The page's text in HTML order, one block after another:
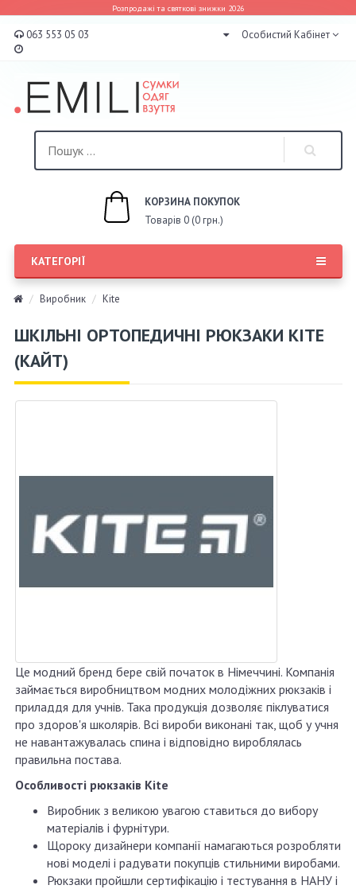
Розпродажі та святкові знижки 2026
063 553 05 03 Особистий Кабінет
КОРЗИНА ПОКУПОК
Товарів 0 (0 грн.)
КАТЕГОРІЇ
Виробник Kite
ШКІЛЬНІ ОРТОПЕДИЧНІ РЮКЗАКИ KITE
(КАЙТ)
Це модний бренд бере свій початок в Німеччині. Компанія
займається виробництвом модних молодіжних рюкзаків і
приладдя для учнів. Така продукція дозволяє піклуватися
про здоров'я школярів. Всі вироби виконані так, щоб у учня
не навантажувалась спина і відповідно вироблялась
правильна постава.
Особливості рюкзаків Kite
Виробник з великою увагою ставиться до вибору
матеріалів і фурнітури.
Щороку дизайнери компанії намагаються розробляти
нові моделі і радувати покупців стильними виробами.
Рюкзаки пройшли сертифікацію і тестування в НАНУ і